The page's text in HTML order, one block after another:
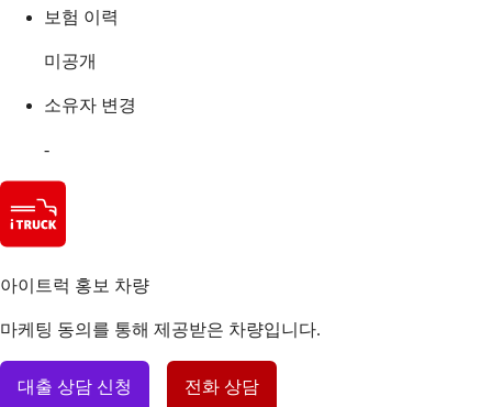
보험 이력
미공개
소유자 변경
-
아이트럭 홍보 차량
마케팅 동의를 통해 제공받은 차량입니다.
대출 상담 신청 전화 상담